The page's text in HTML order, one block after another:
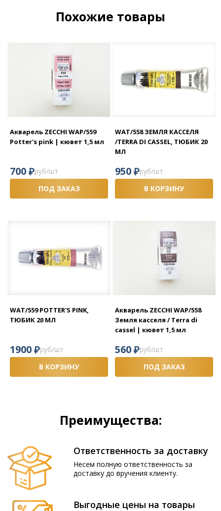
Похожие товары
Акварель ZECCHI WAP/559
Potter's pink | кювет 1,5 мл
700₽руб/шт
ПОД ЗАКАЗ
WAT/558 ЗЕМЛЯ КАССЕЛЯ
/TERRA DI CASSEL, ТЮБИК 20
МЛ
950₽руб/шт
В КОРЗИНУ
WAT/559 POTTER'S PINK,
ТЮБИК 20 МЛ
1900₽руб/шт
В КОРЗИНУ
Акварель ZECCHI WAP/558
Земля касселя / Terra di
cassel | кювет 1,5 мл
560₽руб/шт
ПОД ЗАКАЗ
Преимущества:
Ответственность за доставку
Несем полную ответственность за
доставку до вручения клиенту.
Выгодные цены на товары